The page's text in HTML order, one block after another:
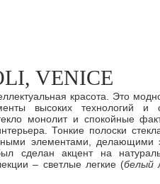
VENICE
красота. Это
высоких технологий и
монолит и спокойные
Тонкие полоски
элементами, делающими
сделан акцент на
– светлые легкие (белый